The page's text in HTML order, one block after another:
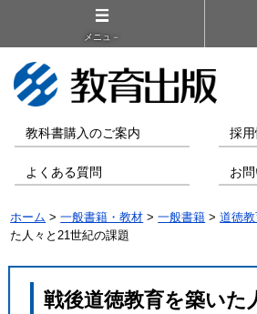
メニュ－
教科書購入のご案内 採
よくある質問 お
ホーム >一般書籍・教材 >一般書籍 >道徳
た人々と21世紀の課題
戦後道徳教育を築いた